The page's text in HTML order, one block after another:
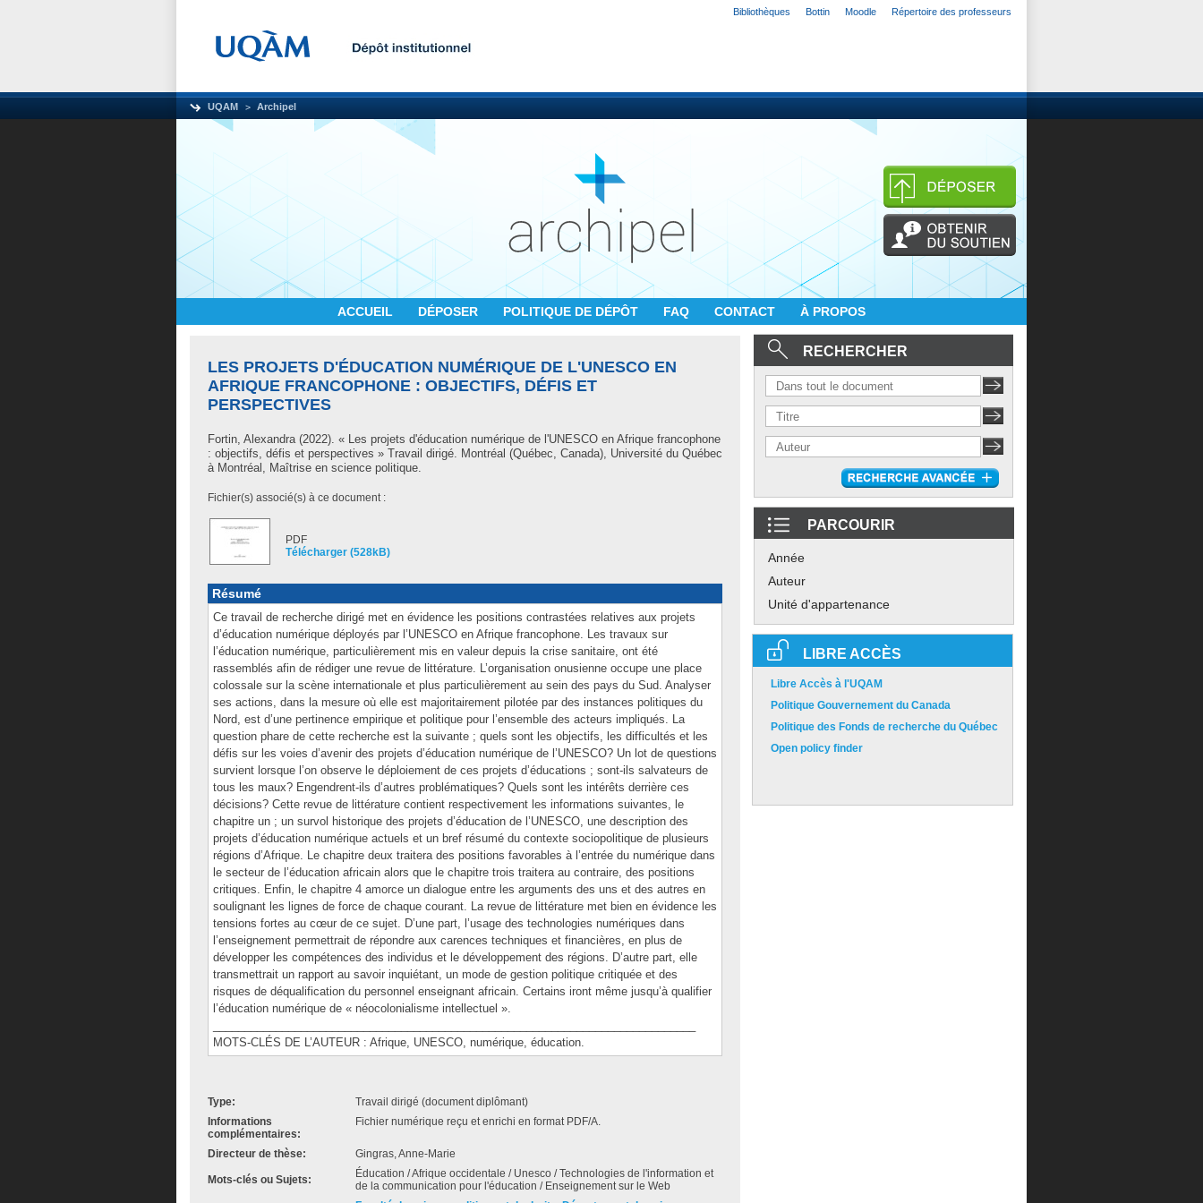
Bibliothèques Bottin Moodle Répertoire des professeurs
UQAM Archipel
ACCUEIL DÉPOSER POLITIQUE DE DÉPÔT FAQ CONTACT À PROPOS
LES PROJETS D'ÉDUCATION NUMÉRIQUE DE L'UNESCO EN
AFRIQUE FRANCOPHONE : OBJECTIFS, DÉFIS ET
PERSPECTIVES
Fortin, Alexandra(2022). « Les projets d'éducation numérique de l'UNESCO en Afrique francophone
: objectifs, défis et perspectives » Travail dirigé. Montréal (Québec, Canada), Université du Québec
à Montréal, Maîtrise en science politique.
Fichier(s) associé(s) à ce document :
PDF
Télécharger (528kB)
Résumé
Ce travail de recherche dirigé met en évidence les positions contrastées relatives aux projets
d’éducation numérique déployés par l’UNESCO en Afrique francophone. Les travaux sur
l’éducation numérique, particulièrement mis en valeur depuis la crise sanitaire, ont été
rassemblés afin de rédiger une revue de littérature. L’organisation onusienne occupe une place
colossale sur la scène internationale et plus particulièrement au sein des pays du Sud. Analyser
ses actions, dans la mesure où elle est majoritairement pilotée par des instances politiques du
Nord, est d’une pertinence empirique et politique pour l’ensemble des acteurs impliqués. La
question phare de cette recherche est la suivante ; quels sont les objectifs, les difficultés et les
défis sur les voies d’avenir des projets d’éducation numérique de l’UNESCO? Un lot de questions
survient lorsque l’on observe le déploiement de ces projets d’éducations ; sont-ils salvateurs de
tous les maux? Engendrent-ils d’autres problématiques? Quels sont les intérêts derrière ces
décisions? Cette revue de littérature contient respectivement les informations suivantes, le
chapitre un ; un survol historique des projets d’éducation de l’UNESCO, une description des
projets d’éducation numérique actuels et un bref résumé du contexte sociopolitique de plusieurs
régions d’Afrique. Le chapitre deux traitera des positions favorables à l’entrée du numérique dans
le secteur de l’éducation africain alors que le chapitre trois traitera au contraire, des positions
critiques. Enfin, le chapitre 4 amorce un dialogue entre les arguments des uns et des autres en
soulignant les lignes de force de chaque courant. La revue de littérature met bien en évidence les
tensions fortes au cœur de ce sujet. D’une part, l’usage des technologies numériques dans
l’enseignement permettrait de répondre aux carences techniques et financières, en plus de
développer les compétences des individus et le développement des régions. D’autre part, elle
transmettrait un rapport au savoir inquiétant, un mode de gestion politique critiquée et des
risques de déqualification du personnel enseignant africain. Certains iront même jusqu’à qualifier
l’éducation numérique de « néocolonialisme intellectuel ».
MOTS-CLÉS DE L’AUTEUR : Afrique, UNESCO, numérique, éducation.
Type:
Travail dirigé (document diplômant)
Informations
complémentaires:
Fichier numérique reçu et enrichi en format PDF/A.
Directeur de thèse: Gingras, Anne-Marie
Mots-clés ou Sujets:
Éducation / Afrique occidentale / Unesco / Technologies de l'information et
de la communication pour l'éducation / Enseignement sur le Web
RECHERCHER
PARCOURIR
Année
Auteur
Unité d'appartenance
LIBRE ACCÈS
Libre Accès à l'UQAM
Politique Gouvernement du Canada
Politique des Fonds de recherche du Québec
Open policy finder